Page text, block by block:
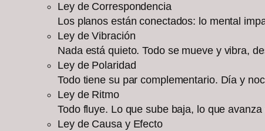
Ley de Correspondencia
Los planos están conectados: lo mental
Ley de Vibración
Nada está quieto. Todo se mueve y vibra,
Ley de Polaridad
Todo tiene su par complementario. Día y
Ley de Ritmo
Todo fluye. Lo que sube baja, lo que
Ley de Causa y Efecto